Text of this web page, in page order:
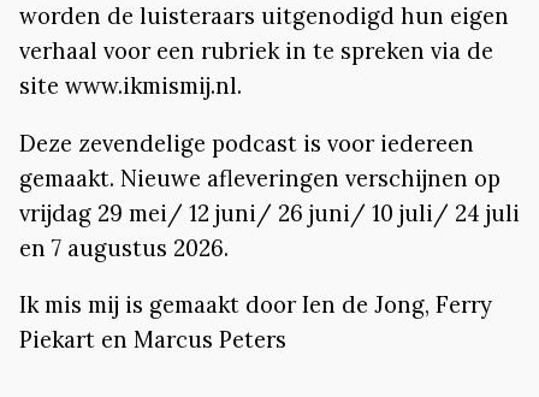
worden de luisteraars uitgenodigd hun eigen
verhaal voor een rubriek in te spreken via de
site www.ikmismij.nl.
Deze zevendelige podcast is voor iedereen
gemaakt. Nieuwe afleveringen verschijnen op
vrijdag 29 mei/ 12 juni/ 26 juni/ 10 juli/ 24 juli
en 7 augustus 2026.
Ik mis mij is gemaakt door Ien de Jong, Ferry
Piekart en Marcus Peters